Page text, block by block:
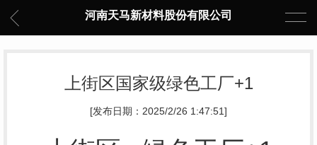
河南天马新材料股份有限公司
上街区国家级绿色工厂+1
[发布日期：2025/2/26 1:47:51]